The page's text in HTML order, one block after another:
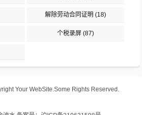
解除劳动合同证明 (18)
个税录屏 (87)
Your WebSite.Some Rights Reserved.